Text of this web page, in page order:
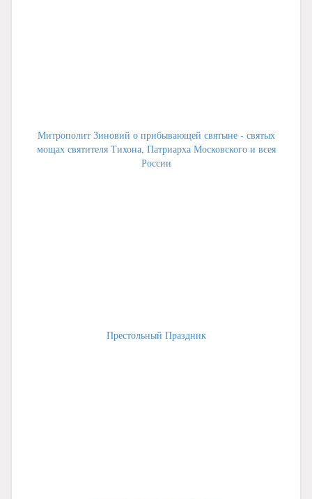
Митрополит Зиновий о прибывающей святыне - святых
мощах святителя Тихона, Патриарха Московского и всея
России
Престольный Праздник